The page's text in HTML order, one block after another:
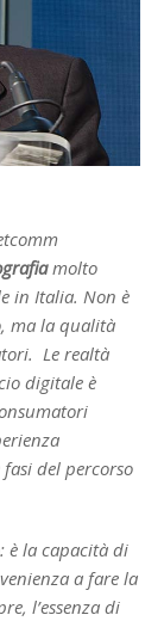
molto
in Italia. Non è
ma la qualità
Le realtà
digitale è
del percorso
è la capacità di
a fare la
l’essenza di